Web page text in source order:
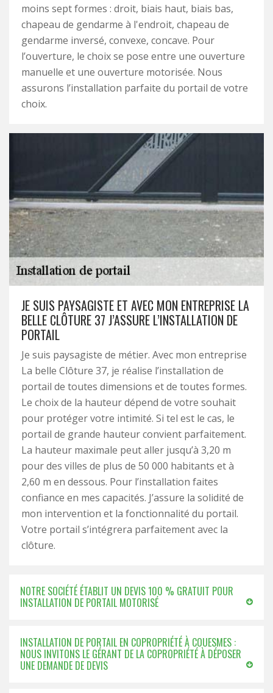
moins sept formes : droit, biais haut, biais bas,
chapeau de gendarme à l'endroit, chapeau de
gendarme inversé, convexe, concave. Pour
l’ouverture, le choix se pose entre une ouverture
manuelle et une ouverture motorisée. Nous
assurons l’installation parfaite du portail de votre
choix.
JE SUIS PAYSAGISTE ET AVEC MON ENTREPRISE LA
BELLE CLÔTURE 37 J’ASSURE L’INSTALLATION DE
PORTAIL
Je suis paysagiste de métier. Avec mon entreprise
La belle Clôture 37, je réalise l’installation de
portail de toutes dimensions et de toutes formes.
Le choix de la hauteur dépend de votre souhait
pour protéger votre intimité. Si tel est le cas, le
portail de grande hauteur convient parfaitement.
La hauteur maximale peut aller jusqu’à 3,20 m
pour des villes de plus de 50 000 habitants et à
2,60 m en dessous. Pour l’installation faites
confiance en mes capacités. J’assure la solidité de
mon intervention et la fonctionnalité du portail.
Votre portail s’intégrera parfaitement avec la
clôture.
NOTRE SOCIÉTÉ ÉTABLIT UN DEVIS 100 % GRATUIT POUR
INSTALLATION DE PORTAIL MOTORISÉ
INSTALLATION DE PORTAIL EN COPROPRIÉTÉ À COUESMES :
NOUS INVITONS LE GÉRANT DE LA COPROPRIÉTÉ À DÉPOSER
UNE DEMANDE DE DEVIS